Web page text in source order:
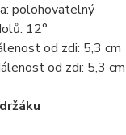
polohovatelný
12°
od zdi: 5,3 cm
od zdi: 5,3 cm